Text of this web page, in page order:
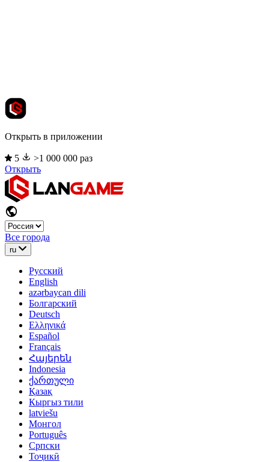
Открыть в приложении
5
>1 000 000 раз
Открыть
Все города
ru
Русский
English
azərbaycan dili
Болгарский
Deutsch
Ελληνικά
Español
Français
Հայերեն
Indonesia
ქართული
Қазақ
Кыргыз тили
latviešu
Монгол
Português
Српски
Тоҷикӣ